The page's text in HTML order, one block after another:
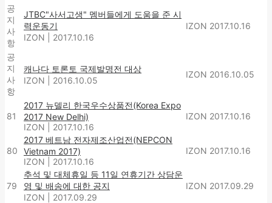
공
지
사
항
JTBC"사서고생" 멤버들에게 도움을 준 시
력운동기
IZON
2017.10.16
IZON 2017.10.16
공
지
사
항
캐나다 토론토 국제발명전 대상
IZON
2016.10.05
IZON 2016.10.05
81
2017 뉴델리 한국우수상품전(Korea Expo
2017 New Delhi)
IZON
2017.10.16
IZON 2017.10.16
80
2017 베트남 전자제조산업전(NEPCON
Vietnam 2017)
IZON
2017.10.16
IZON 2017.10.16
79
추석 및 대체휴일 등 11일 연휴기간 상담운
영 및 배송에 대한 공지
IZON
2017.09.29
IZON 2017.09.29